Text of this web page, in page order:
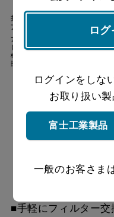
■手軽にフィルター交
ロ
ログインをしな
お取り扱い
富士工業製品
一般のお客さま